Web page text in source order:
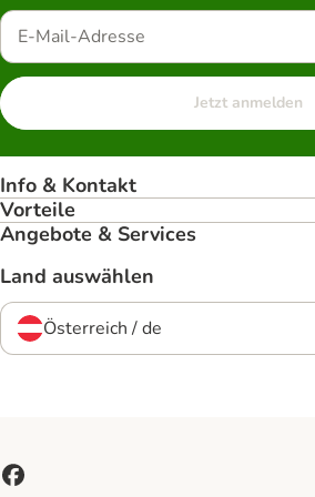
Jetzt anmelden
Info & Kontakt
Vorteile
Angebote & Services
Land auswählen
Österreich / de